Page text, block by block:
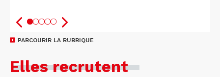
PARCOURIR LA RUBRIQUE
Elles recrutent